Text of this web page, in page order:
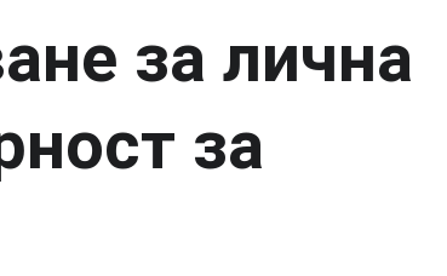
за лична
за